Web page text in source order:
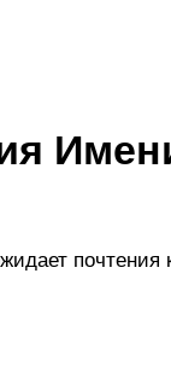
почтения